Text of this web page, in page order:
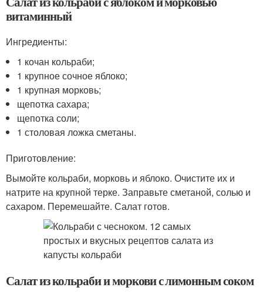
витаминный
Ингредиенты:
1 кочан кольраби;
1 крупное сочное яблоко;
1 крупная морковь;
щепотка сахара;
щепотка соли;
1 столовая ложка сметаны.
Приготовление:
Вымойте кольраби, морковь и яблоко. Очистите их и
натрите на крупной терке. Заправьте сметаной, солью и
сахаром. Перемешайте. Салат готов.
Салат из кольраби и моркови с лимонным соком